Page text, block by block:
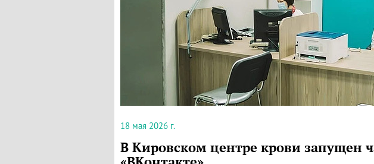
18 мая 2026 г.
В Кировском центре крови запущен